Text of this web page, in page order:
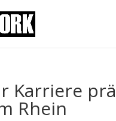
Karriere
Rhein